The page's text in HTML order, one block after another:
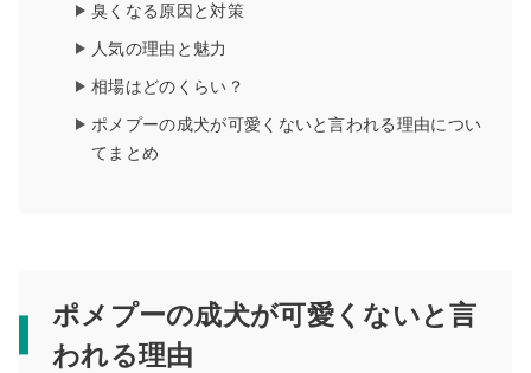
臭くなる原因と対策
人気の理由と魅力
相場はどのくらい？
ポメプーの成犬が可愛くないと言われる理由につい
てまとめ
ポメプーの成犬が可愛くないと言
われる理由